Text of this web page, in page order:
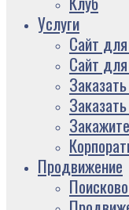
Услуги
Сайт
Сайт
Продвижение